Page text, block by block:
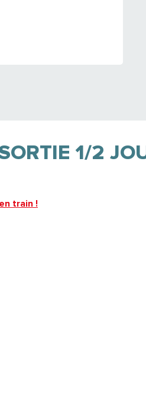
1/2
train !